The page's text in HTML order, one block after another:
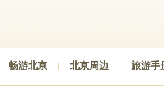
畅游北京 北京周边 旅游手